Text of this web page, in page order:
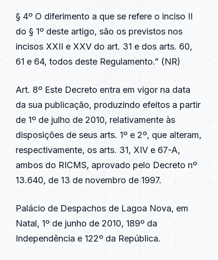
§ 4º O diferimento a que se refere o inciso II
do § 1º deste artigo, são os previstos nos
incisos XXII e XXV do art. 31 e dos arts. 60,
61 e 64, todos deste Regulamento.” (NR)
Art. 8º Este Decreto entra em vigor na data
da sua publicação, produzindo efeitos a partir
de 1º de julho de 2010, relativamente às
disposições de seus arts. 1º e 2º, que alteram,
respectivamente, os arts. 31, XIV e 67-A,
ambos do RICMS, aprovado pelo Decreto nº
13.640, de 13 de novembro de 1997.
Palácio de Despachos de Lagoa Nova, em
Natal, 1º de junho de 2010, 189º da
Independência e 122º da República.